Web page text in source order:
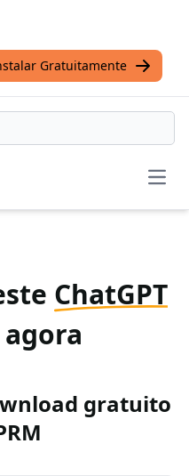
Gratuitamente
ChatGPT
agora
gratuito